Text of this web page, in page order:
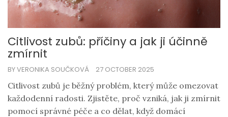
Citlivost zubů: příčiny a jak ji účinně
zmírnit
BY VERONIKA SOUČKOVÁ 27 OCTOBER 2025
Citlivost zubů je běžný problém, který může omezovat
každodenní radosti. Zjistěte, proč vzniká, jak ji zmírnit
pomocí správné péče a co dělat, když domácí